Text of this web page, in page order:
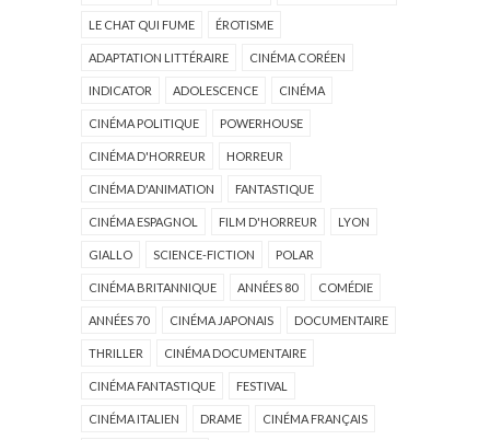
LE CHAT QUI FUME ÉROTISME
ADAPTATION LITTÉRAIRE CINÉMA CORÉEN
INDICATOR ADOLESCENCE CINÉMA
CINÉMA POLITIQUE POWERHOUSE
CINÉMA D'HORREUR HORREUR
CINÉMA D'ANIMATION FANTASTIQUE
CINÉMA ESPAGNOL FILM D'HORREUR LYON
GIALLO SCIENCE-FICTION POLAR
CINÉMA BRITANNIQUE ANNÉES 80 COMÉDIE
ANNÉES 70 CINÉMA JAPONAIS DOCUMENTAIRE
THRILLER CINÉMA DOCUMENTAIRE
CINÉMA FANTASTIQUE FESTIVAL
CINÉMA ITALIEN DRAME CINÉMA FRANÇAIS